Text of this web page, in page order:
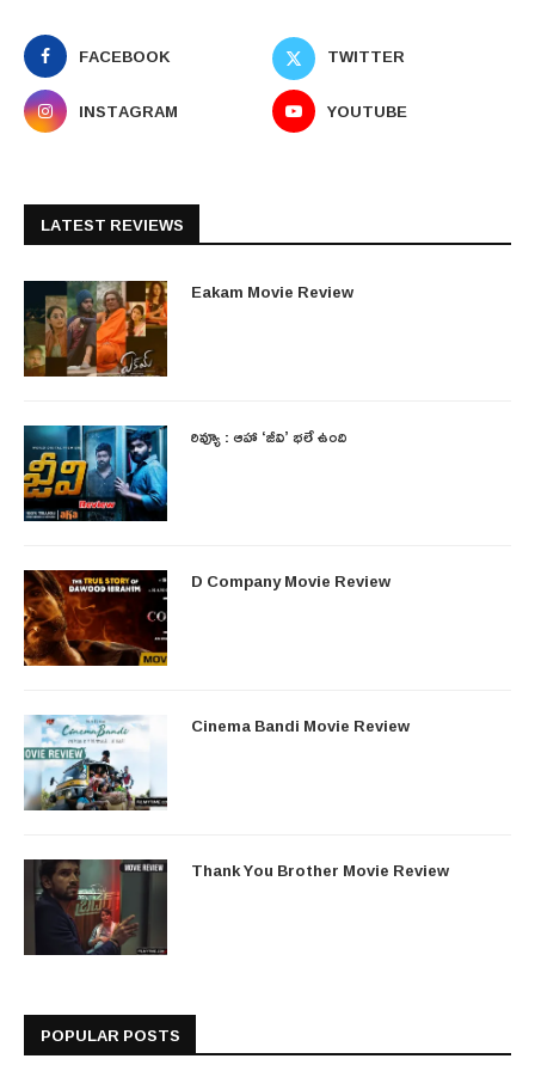
FACEBOOK
TWITTER
INSTAGRAM
YOUTUBE
LATEST REVIEWS
Eakam Movie Review
రివ్యూ : ఆహా ‘జీవి’ భలే ఉంది
D Company Movie Review
Cinema Bandi Movie Review
Thank You Brother Movie Review
POPULAR POSTS